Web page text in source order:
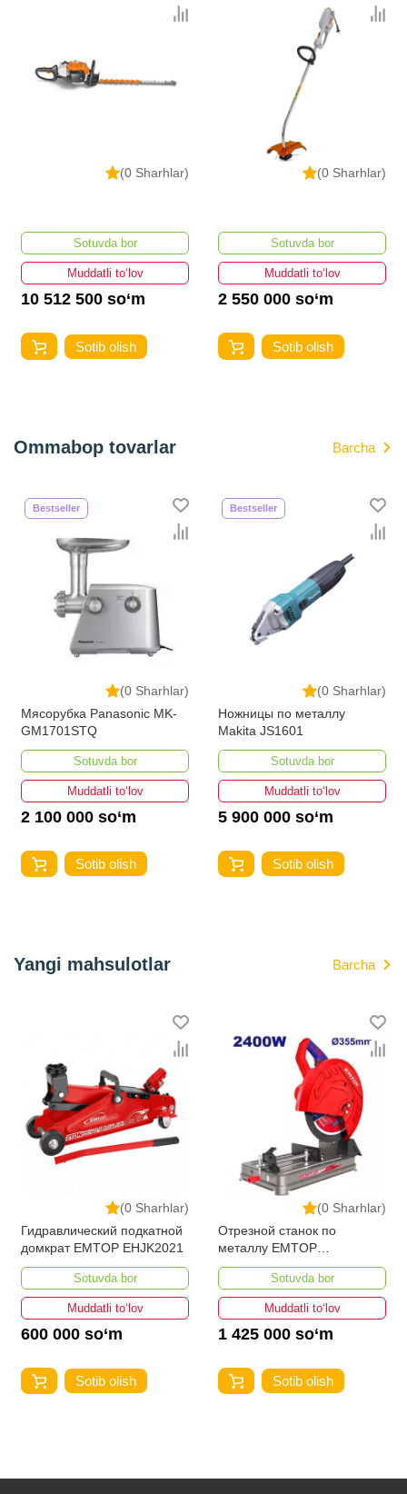
(0 Sharhlar)
Sotuvda bor
Muddatli to‘lov
10 512 500 so‘m
Sotib olish
(0 Sharhlar)
Sotuvda bor
Muddatli to‘lov
2 550 000 so‘m
Sotib olish
Ommabop tovarlar Barcha
(0 Sharhlar)
Bestseller
Мясорубка Panasonic MK-
GM1701STQ
Sotuvda bor
Muddatli to‘lov
2 100 000 so‘m
Sotib olish
(0 Sharhlar)
Bestseller
Ножницы по металлу
Makita JS1601
Sotuvda bor
Muddatli to‘lov
5 900 000 so‘m
Sotib olish
Yangi mahsulotlar Barcha
(0 Sharhlar)
Гидравлический подкатной
домкрат EMTOP EHJK2021
Sotuvda bor
Muddatli to‘lov
600 000 so‘m
Sotib olish
(0 Sharhlar)
Отрезной станок по
металлу EMTOP
ECFS35528
Sotuvda bor
Muddatli to‘lov
1 425 000 so‘m
Sotib olish